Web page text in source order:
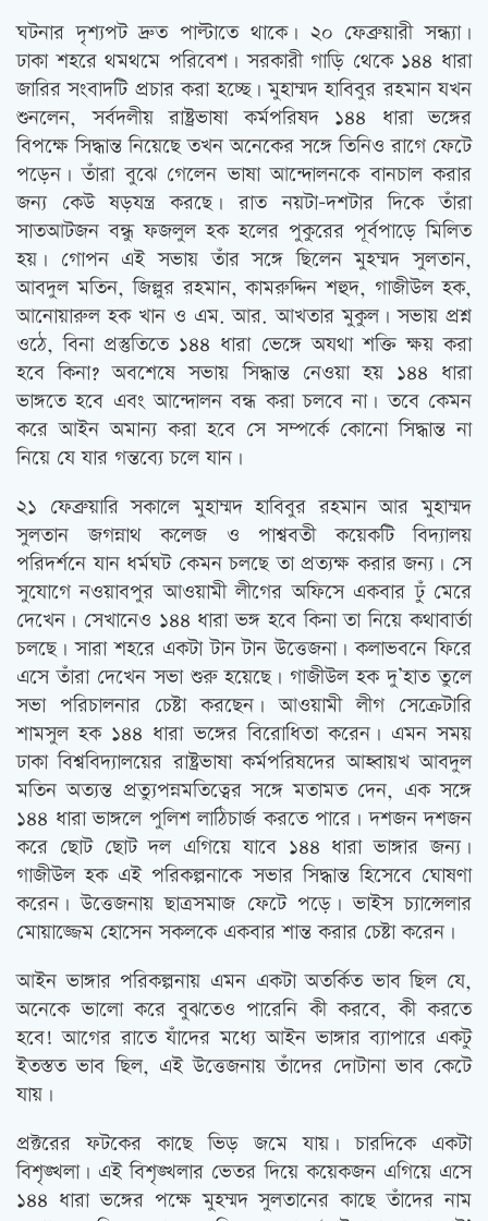
ঘটনার দৃশ্যপট দ্রুত পাল্টাতে থাকে। ২০ ফেব্রুয়ারী সন্ধ্যা।
ঢাকা শহরে থমথমে পরিবেশ। সরকারী গাড়ি থেকে ১৪৪ ধারা
জারির সংবাদটি প্রচার করা হচ্ছে। মুহাম্মদ হাবিবুর রহমান যখন
শুনলেন, সর্বদলীয় রাষ্ট্রভাষা কর্মপরিষদ ১৪৪ ধারা ভঙ্গের
বিপক্ষে সিদ্ধান্ত নিয়েছে তখন অনেকের সঙ্গে তিনিও রাগে ফেটে
পড়েন। তাঁরা বুঝে গেলেন ভাষা আন্দোলনকে বানচাল করার
জন্য কেউ ষড়যন্ত্র করছে। রাত নয়টা-দশটার দিকে তাঁরা
সাতআটজন বন্ধু ফজলুল হক হলের পুকুরের পূর্বপাড়ে মিলিত
হয়। গোপন এই সভায় তাঁর সঙ্গে ছিলেন মুহম্মদ সুলতান,
আবদুল মতিন, জিল্লুর রহমান, কামরুদ্দিন শহুদ, গাজীউল হক,
আনোয়ারুল হক খান ও এম. আর. আখতার মুকুল। সভায় প্রশ্ন
ওঠে, বিনা প্রস্তুতিতে ১৪৪ ধারা ভেঙ্গে অযথা শক্তি ক্ষয় করা
হবে কিনা? অবশেষে সভায় সিদ্ধান্ত নেওয়া হয় ১৪৪ ধারা
ভাঙ্গতে হবে এবং আন্দোলন বন্ধ করা চলবে না। তবে কেমন
করে আইন অমান্য করা হবে সে সম্পর্কে কোনো সিদ্ধান্ত না
নিয়ে যে যার গন্তব্যে চলে যান।
২১ ফেব্রুয়ারি সকালে মুহাম্মদ হাবিবুর রহমান আর মুহাম্মদ
সুলতান জগন্নাথ কলেজ ও পাশ্ববতী কয়েকটি বিদ্যালয়
পরিদর্শনে যান ধর্মঘট কেমন চলছে তা প্রত্যক্ষ করার জন্য। সে
সুযোগে নওয়াবপুর আওয়ামী লীগের অফিসে একবার ঢুঁ মেরে
দেখেন। সেখানেও ১৪৪ ধারা ভঙ্গ হবে কিনা তা নিয়ে কথাবার্তা
চলছে। সারা শহরে একটা টান টান উত্তেজনা। কলাভবনে ফিরে
এসে তাঁরা দেখেন সভা শুরু হয়েছে। গাজীউল হক দু’হাত তুলে
সভা পরিচালনার চেষ্টা করছেন। আওয়ামী লীগ সেক্রেটারি
শামসুল হক ১৪৪ ধারা ভঙ্গের বিরোধিতা করেন। এমন সময়
ঢাকা বিশ্ববিদ্যালয়ের রাষ্ট্রভাষা কর্মপরিষদের আহ্বায়খ আবদুল
মতিন অত্যন্ত প্রত্যুপন্নমতিত্বের সঙ্গে মতামত দেন, এক সঙ্গে
১৪৪ ধারা ভাঙ্গলে পুলিশ লাঠিচার্জ করতে পারে। দশজন দশজন
করে ছোট ছোট দল এগিয়ে যাবে ১৪৪ ধারা ভাঙ্গার জন্য।
গাজীউল হক এই পরিকল্পনাকে সভার সিদ্ধান্ত হিসেবে ঘোষণা
করেন। উত্তেজনায় ছাত্রসমাজ ফেটে পড়ে। ভাইস চ্যান্সেলার
মোয়াজ্জেম হোসেন সকলকে একবার শান্ত করার চেষ্টা করেন।
আইন ভাঙ্গার পরিকল্পনায় এমন একটা অতর্কিত ভাব ছিল যে,
অনেকে ভালো করে বুঝতেও পারেনি কী করবে, কী করতে
হবে! আগের রাতে যাঁদের মধ্যে আইন ভাঙ্গার ব্যাপারে একটু
ইতস্তত ভাব ছিল, এই উত্তেজনায় তাঁদের দোটানা ভাব কেটে
যায়।
প্রক্টরের ফটকের কাছে ভিড় জমে যায়। চারদিকে একটা
বিশৃঙ্খলা। এই বিশৃঙ্খলার ভেতর দিয়ে কয়েকজন এগিয়ে এসে
১৪৪ ধারা ভঙ্গের পক্ষে মুহম্মদ সুলতানের কাছে তাঁদের নাম